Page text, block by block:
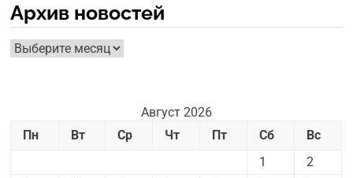
Архив новостей
Архив
новостей
Август 2026
Пн
Вт Ср Чт Пт Сб
Вс
1
2